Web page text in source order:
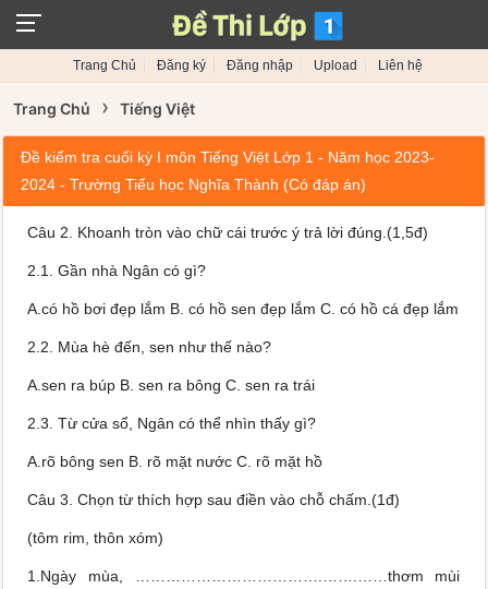
Trang Chủ Đăng ký Đăng nhập Upload Liên hệ
Trang Chủ › Tiếng Việt
Đề kiểm tra cuối kỳ I môn Tiếng Việt Lớp 1 - Năm học 2023-
2024 - Trường Tiểu học Nghĩa Thành (Có đáp án)
Câu 2. Khoanh tròn vào chữ cái trước ý trả lời đúng.(1,5đ)
2.1. Gần nhà Ngân có gì?
A.có hồ bơi đẹp lắm B. có hồ sen đẹp lắm C. có hồ cá đẹp lắm
2.2. Mùa hè đến, sen như thế nào?
A.sen ra búp B. sen ra bông C. sen ra trái
2.3. Từ cửa sổ, Ngân có thể nhìn thấy gì?
A.rõ bông sen B. rõ mặt nước C. rõ mặt hồ
Câu 3. Chọn từ thích hợp sau điền vào chỗ chấm.(1đ)
(tôm rim, thôn xóm)
1.Ngày mùa, ……………………………….…….……thơm mùi